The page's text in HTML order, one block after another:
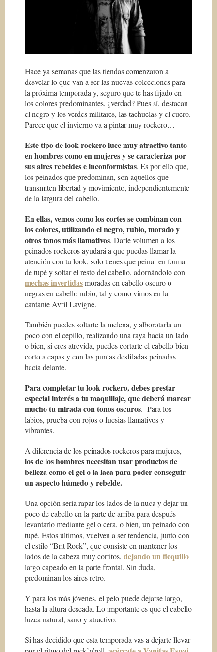
Hace ya semanas que las tiendas comenzaron a
desvelar lo que van a ser las nuevas colecciones para
la próxima temporada y, seguro que te has fijado en
los colores predominantes, ¿verdad? Pues sí, destacan
el negro y los verdes militares, las tachuelas y el cuero.
Parece que el invierno va a pintar muy rockero…
Este tipo de look rockero luce muy atractivo tanto
en hombres como en mujeres y se caracteriza por
sus aires rebeldes e inconformistas. Es por ello que,
los peinados que predominan, son aquellos que
transmiten libertad y movimiento, independientemente
de la largura del cabello.
En ellas, vemos como los cortes se combinan con
los colores, utilizando el negro, rubio, morado y
otros tonos más llamativos. Darle volumen a los
peinados rockeros ayudará a que puedas llamar la
atención con tu look, solo tienes que peinar en forma
de tupé y soltar el resto del cabello, adornándolo con
mechas invertidasmoradas en cabello oscuro o
negras en cabello rubio, tal y como vimos en la
cantante Avril Lavigne.
También puedes soltarte la melena, y alborotarla un
poco con el cepillo, realizando una raya hacia un lado
o bien, si eres atrevida, puedes cortarte el cabello bien
corto a capas y con las puntas desfiladas peinadas
hacia delante.
Para completar tu look rockero, debes prestar
especial interés a tu maquillaje, que deberá marcar
mucho tu mirada con tonos oscuros. Para los
labios, prueba con rojos o fucsias llamativos y
vibrantes.
A diferencia de los peinados rockeros para mujeres,
los de los hombres necesitan usar productos de
belleza como el gel o la laca para poder conseguir
un aspecto húmedo y rebelde.
Una opción sería rapar los lados de la nuca y dejar un
poco de cabello en la parte de arriba para después
levantarlo mediante gel o cera, o bien, un peinado con
tupé. Estos últimos, vuelven a ser tendencia, junto con
el estilo “Brit Rock”, que consiste en mantener los
lados de la cabeza muy cortitos,dejando un flequillo
largo capeado en la parte frontal. Sin duda,
predominan los aires retro.
Y para los más jóvenes, el pelo puede dejarse largo,
hasta la altura deseada. Lo importante es que el cabello
luzca natural, sano y atractivo.
Si has decidido que esta temporada vas a dejarte llevar